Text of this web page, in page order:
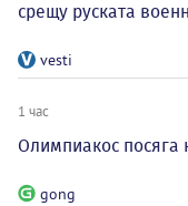
срещу руската
vesti
1 час
Олимпиакос посяга
gong